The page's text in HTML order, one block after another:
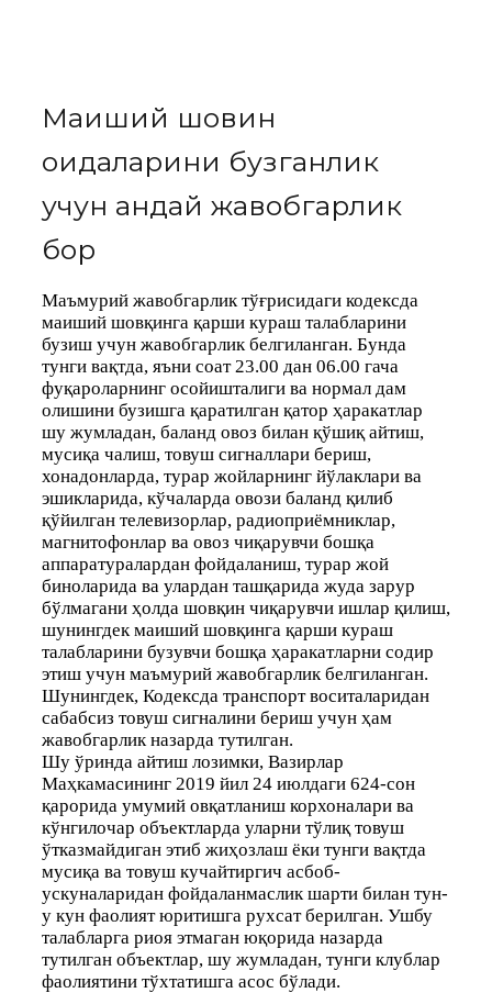
Маиший шовқин
қоидаларини бузганлик
учун қандай жавобгарлик
бор
Маъмурий жавобгарлик тўғрисидаги кодексда
маиший шовқинга қарши кураш талабларини
бузиш учун жавобгарлик белгиланган. Бунда
тунги вақтда, яъни соат 23.00 дан 06.00 гача
фуқароларнинг осойишталиги ва нормал дам
олишини бузишга қаратилган қатор ҳаракатлар
шу жумладан, баланд овоз билан қўшиқ айтиш,
мусиқа чалиш, товуш сигналлари бериш,
хонадонларда, турар жойларнинг йўлаклари ва
эшикларида, кўчаларда овози баланд қилиб
қўйилган телевизорлар, радиоприёмниклар,
магнитофонлар ва овоз чиқарувчи бошқа
аппаратуралардан фойдаланиш, турар жой
биноларида ва улардан ташқарида жуда зарур
бўлмагани ҳолда шовқин чиқарувчи ишлар қилиш,
шунингдек маиший шовқинга қарши кураш
талабларини бузувчи бошқа ҳаракатларни содир
этиш учун маъмурий жавобгарлик белгиланган.
Шунингдек, Кодексда транспорт воситаларидан
сабабсиз товуш сигналини бериш учун ҳам
жавобгарлик назарда тутилган.
Шу ўринда айтиш лозимки, Вазирлар
Маҳкамасининг 2019 йил 24 июлдаги 624-сон
қарорида умумий овқатланиш корхоналари ва
кўнгилочар объектларда уларни тўлиқ товуш
ўтказмайдиган этиб жиҳозлаш ёки тунги вақтда
мусиқа ва товуш кучайтиргич асбоб-
ускуналаридан фойдаланмаслик шарти билан тун-
у кун фаолият юритишга рухсат берилган. Ушбу
талабларга риоя этмаган юқорида назарда
тутилган объектлар, шу жумладан, тунги клублар
фаолиятини тўхтатишга асос бўлади.